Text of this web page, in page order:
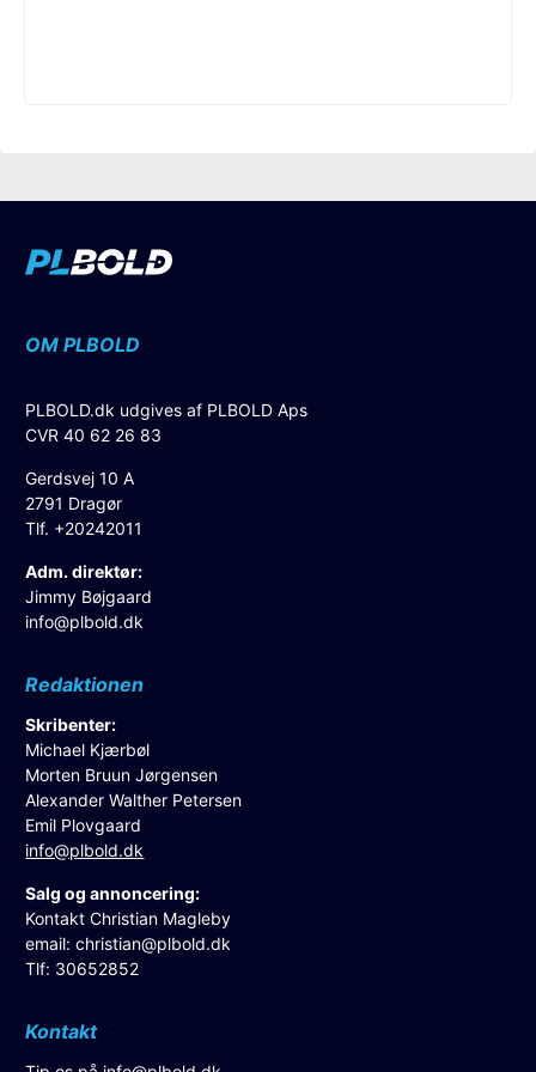
OM PLBOLD
PLBOLD.dk udgives af PLBOLD Aps
CVR 40 62 26 83
Gerdsvej 10 A
2791 Dragør
Tlf. +20242011
Adm. direktør:
Jimmy Bøjgaard
info@plbold.dk
Redaktionen
Skribenter:
Michael Kjærbøl
Morten Bruun Jørgensen
Alexander Walther Petersen
Emil Plovgaard
info@plbold.dk
Salg og annoncering:
Kontakt Christian Magleby
email:christian@plbold.dk
Tlf: 30652852
Kontakt